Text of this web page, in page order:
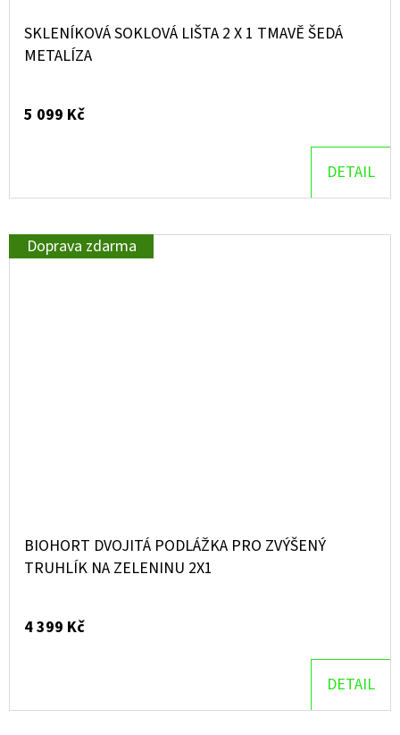
SKLENÍKOVÁ SOKLOVÁ LIŠTA 2 X 1 TMAVĚ ŠEDÁ
METALÍZA
5 099 Kč
DETAIL
Doprava zdarma
BIOHORT DVOJITÁ PODLÁŽKA PRO ZVÝŠENÝ
TRUHLÍK NA ZELENINU 2X1
4 399 Kč
DETAIL